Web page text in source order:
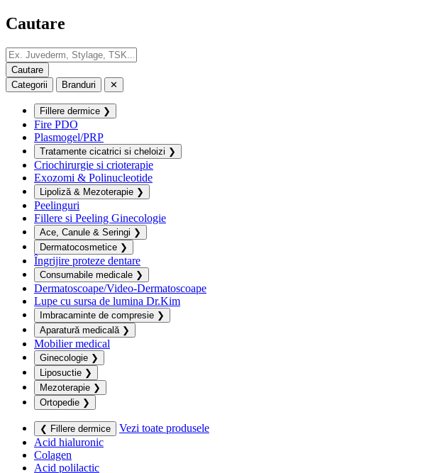
Cautare
Categorii Branduri ✕
Fillere dermice ❯
Fire PDO
Plasmogel/PRP
Tratamente cicatrici si cheloizi ❯
Criochirurgie si crioterapie
Exozomi & Polinucleotide
Lipoliză & Mezoterapie ❯
Peelinguri
Fillere si Peeling Ginecologie
Ace, Canule & Seringi ❯
Dermatocosmetice ❯
Îngrijire proteze dentare
Consumabile medicale ❯
Dermatoscoape/Video-Dermatoscoape
Lupe cu sursa de lumina Dr.Kim
Imbracaminte de compresie ❯
Aparatură medicală ❯
Mobilier medical
Ginecologie ❯
Liposuctie ❯
Mezoterapie ❯
Ortopedie ❯
❮ Fillere dermice
Vezi toate produsele
Acid hialuronic
Colagen
Acid polilactic